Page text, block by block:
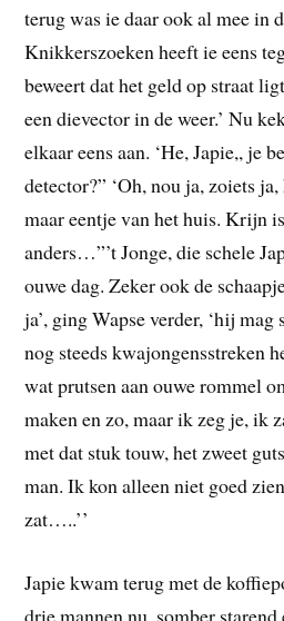
terug was ie daar ook al mee in
Knikkerszoeken heeft ie eens
beweert dat het geld op straat
een dievector in de weer.’ Nu
elkaar eens aan. ‘He, Japie,, je
detector?” ‘Oh, nou ja, zoiets
maar eentje van het huis. Krijn
anders…”’t Jonge, die schele
ouwe dag. Zeker ook de
ja’, ging Wapse verder, ‘hij
nog steeds kwajongensstreken
wat prutsen aan ouwe rommel
maken en zo, maar ik zeg je, ik
met dat stuk touw, het zweet
man. Ik kon alleen niet goed
zat…..’’
Japie kwam terug met de
drie mannen nu, somber